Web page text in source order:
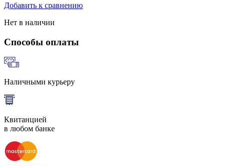
Добавить к сравнению
Нет в наличии
Способы оплаты
Наличными курьеру
Квитанцией
в любом банке